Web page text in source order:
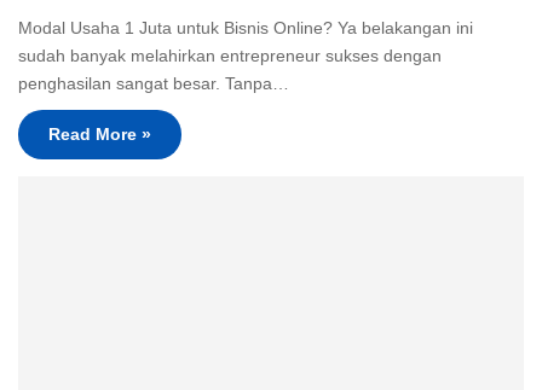
Modal Usaha 1 Juta untuk Bisnis Online? Ya belakangan ini
sudah banyak melahirkan entrepreneur sukses dengan
penghasilan sangat besar. Tanpa…
Read More »